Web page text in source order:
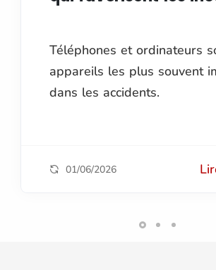
Téléphones et ordinateurs
appareils les plus souvent
dans les accidents.
01/06/2026